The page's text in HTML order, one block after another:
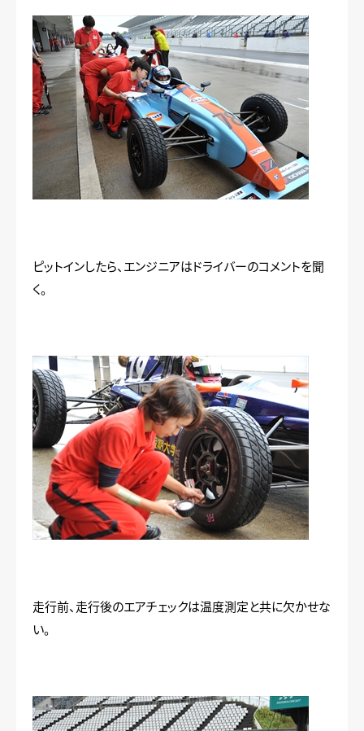
ピットインしたら、エンジニアはドライバーのコメントを聞
く。
走行前、走行後のエアチェックは温度測定と共に欠かせな
い。